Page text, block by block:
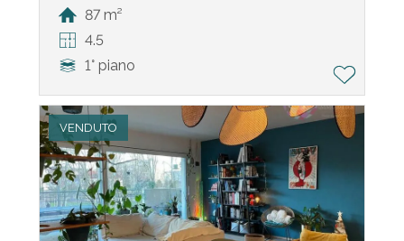
87 m²
4.5
1° piano
VENDUTO